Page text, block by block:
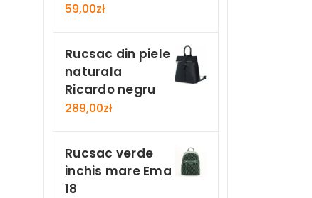
59,00zł
Rucsac din piele
naturala
Ricardo negru
289,00zł
Rucsac verde
inchis mare Ema
18